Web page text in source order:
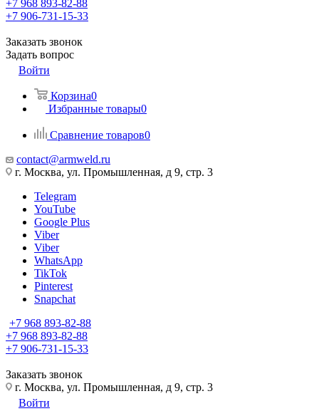
+7 968 893-82-88
+7 906-731-15-33
Заказать звонок
Задать вопрос
Войти
Корзина0
Избранные товары0
Сравнение товаров0
contact@armweld.ru
г. Москва, ул. Промышленная, д 9, стр. 3
Telegram
YouTube
Google Plus
Viber
Viber
WhatsApp
TikTok
Pinterest
Snapchat
+7 968 893-82-88
+7 968 893-82-88
+7 906-731-15-33
Заказать звонок
г. Москва, ул. Промышленная, д 9, стр. 3
Войти